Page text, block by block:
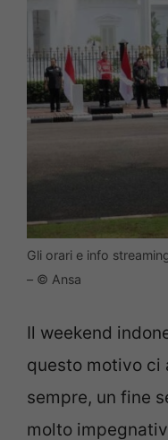
Gli orari e info
– © Ansa
Il weekend
questo motivo ci
sempre, un fine
molto